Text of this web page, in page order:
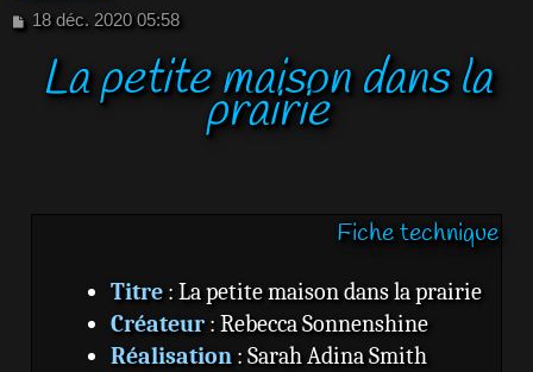
M18 déc. 2020 05:58
La petite maison dans la
prairie
Fiche technique
Titre: La petite maison dans la prairie
Créateur: Rebecca Sonnenshine
Réalisation: Sarah Adina Smith